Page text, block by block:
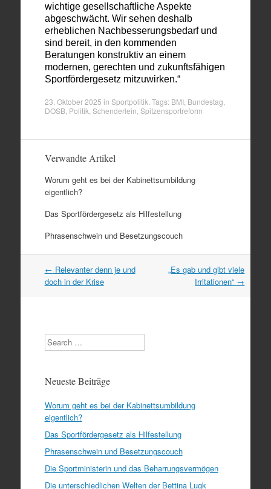
wichtige gesellschaftliche Aspekte
abgeschwächt. Wir sehen deshalb
erheblichen Nachbesserungsbedarf und
sind bereit, in den kommenden
Beratungen konstruktiv an einem
modernen, gerechten und zukunftsfähigen
Sportfördergesetz mitzuwirken.“
23. Oktober 2025 in Sportpolitik . Tags: BMI, Bundestag
DOSB, Politik Schenderlein Spitzensportreform
Verwandte Artikel
Worum geht es bei der Kabinettsumbildung
eigentlich?
Das Sportfördergesetz als Hilfestellung
Phrasenschwein und Besetzungscouch
Artikel
Navigation
← Relevanter denn je und
doch in der Krise
„Es gab und gibt viele
Irritationen“ →
Search
Neueste Beiträge
Worum geht es bei der Kabinettsumbildung
eigentlich?
Das Sportfördergesetz als Hilfestellung
Phrasenschwein und Besetzungscouch
Die Sportministerin und das Beharrungsvermögen
Die unterschiedlichen Welten der Bettina Lugk